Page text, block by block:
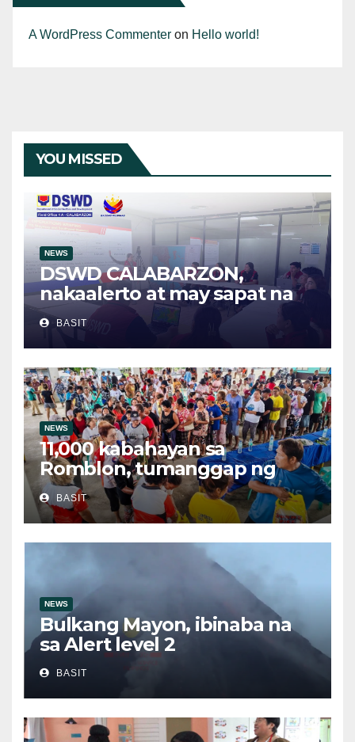
A WordPress Commenter on Hello world!
YOU MISSED
NEWS
DSWD CALABARZON,
nakaalerto at may sapat na
relief supplies para sa
posibleng epekto ng
Bagyong Maymay at Habagat
BASIT
NEWS
11,000 kabahayan sa
Romblon, tumanggap ng
bigas sa ilalim ng LGSF
BASIT
NEWS
Bulkang Mayon, ibinaba na
sa Alert level 2
BASIT